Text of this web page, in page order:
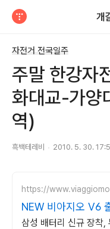
개
자전거 전국일주
주말 한강자
화대교-가양
역)
흑백테레비 2010. 5. 30.
https://
NEW 비아지오 V6
출퇴근자전거마련
삼성 배터리 신규 장착,